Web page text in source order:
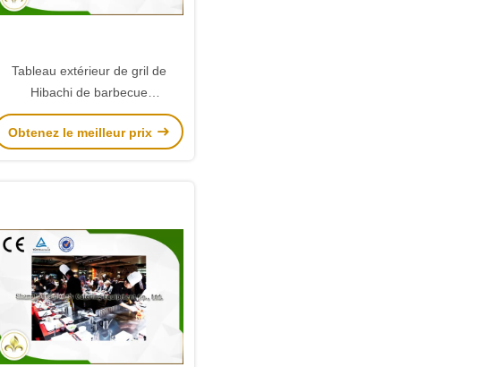
Tableau extérieur de gril de
Hibachi de barbecue
multifonctionnel avec le fourneau
de soupe
Obtenez le meilleur prix